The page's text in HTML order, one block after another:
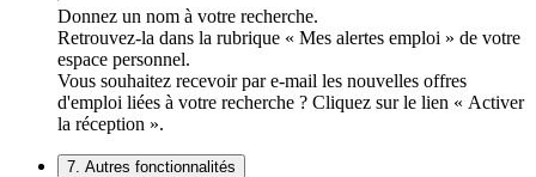
Donnez un nom à votre recherche.
Retrouvez-la dans la rubrique « Mes alertes emploi » de votre
espace personnel.
Vous souhaitez recevoir par e-mail les nouvelles offres
d'emploi liées à votre recherche ? Cliquez sur le lien « Activer
la réception ».
7. Autres fonctionnalités